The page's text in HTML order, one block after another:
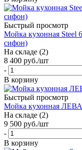
Быстрый просмотр
Мойка кухонная Steel
сифон)
На складе (2)
8 400 руб./шт
-
В корзину
Быстрый просмотр
Мойка кухонная
На складе (2)
9 500 руб./шт
-
В корзину